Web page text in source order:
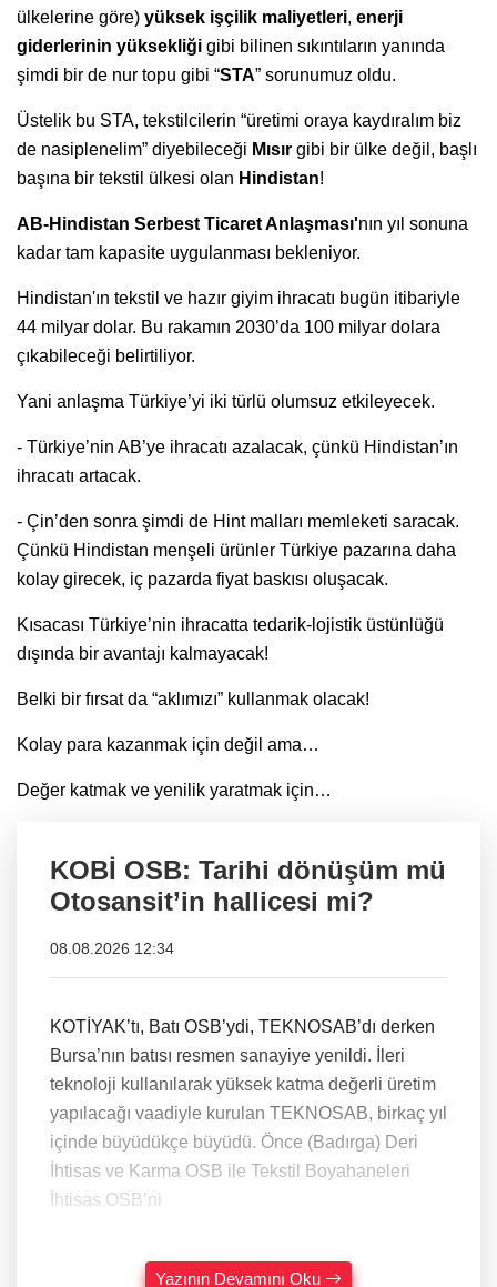
ülkelerine göre) yüksek işçilik maliyetleri, enerji
giderlerinin yüksekliği gibi bilinen sıkıntıların yanında
şimdi bir de nur topu gibi “STA” sorunumuz oldu.
Üstelik bu STA, tekstilcilerin “üretimi oraya kaydıralım biz
de nasiplenelim” diyebileceği Mısır gibi bir ülke değil, başlı
başına bir tekstil ülkesi olan Hindistan!
AB-Hindistan Serbest Ticaret Anlaşması'nın yıl sonuna
kadar tam kapasite uygulanması bekleniyor.
Hindistan'ın tekstil ve hazır giyim ihracatı bugün itibariyle
44 milyar dolar. Bu rakamın 2030’da 100 milyar dolara
çıkabileceği belirtiliyor.
Yani anlaşma Türkiye’yi iki türlü olumsuz etkileyecek.
- Türkiye’nin AB’ye ihracatı azalacak, çünkü Hindistan’ın
ihracatı artacak.
- Çin’den sonra şimdi de Hint malları memleketi saracak.
Çünkü Hindistan menşeli ürünler Türkiye pazarına daha
kolay girecek, iç pazarda fiyat baskısı oluşacak.
Kısacası Türkiye’nin ihracatta tedarik-lojistik üstünlüğü
dışında bir avantajı kalmayacak!
Belki bir fırsat da “aklımızı” kullanmak olacak!
Kolay para kazanmak için değil ama…
Değer katmak ve yenilik yaratmak için…
KOBİ OSB: Tarihi dönüşüm mü
Otosansit’in hallicesi mi?
08.08.2026 12:34
KOTİYAK’tı, Batı OSB’ydi, TEKNOSAB’dı derken
Bursa’nın batısı resmen sanayiye yenildi. İleri
teknoloji kullanılarak yüksek katma değerli üretim
yapılacağı vaadiyle kurulan TEKNOSAB, birkaç yıl
içinde büyüdükçe büyüdü. Önce (Badırga) Deri
İhtisas ve Karma OSB ile Tekstil Boyahaneleri
İhtisas OSB’ni
Yazının Devamını Oku